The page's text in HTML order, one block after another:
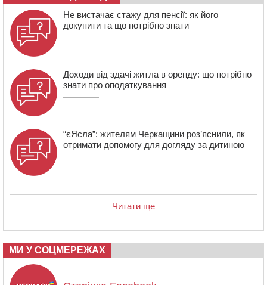
зерна нового врожаю
13:40
На Кам’янщині сталася масштабна пожежа
сміттєзвалища
Не вистачає стажу для пенсії: як його
докупити та що потрібно знати
Доходи від здачі житла в оренду: що потрібно
знати про оподаткування
“єЯсла”: жителям Черкащини роз’яснили, як
отримати допомогу для догляду за дитиною
Читати ще
МИ У СОЦМЕРЕЖАХ